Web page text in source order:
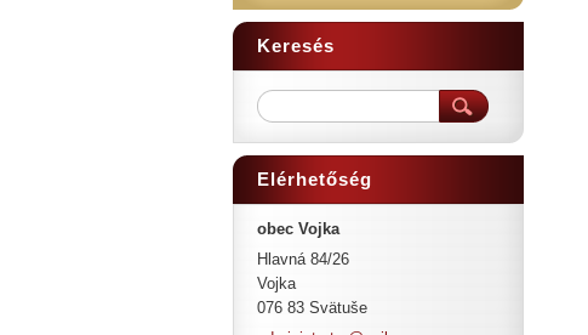
Keresés
Elérhetőség
obec Vojka
Hlavná 84/26
Vojka
076 83 Svätuše